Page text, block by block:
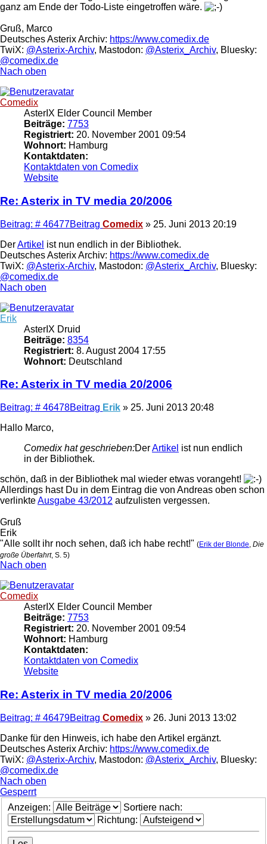
ganz am Ende der Todo-Liste eingetroffen wäre.
Gruß, Marco
Deutsches Asterix Archiv: https://www.comedix.de
TwiX: @Asterix-Archiv, Mastodon: @Asterix_Archiv, Bluesky:
@comedix.de
Nach oben
Comedix
AsterIX Elder Council Member
Beiträge: 7753
Registriert: 20. November 2001 09:54
Wohnort: Hamburg
Kontaktdaten:
Kontaktdaten von Comedix
Website
Re: Asterix in TV media 20/2006
Beitrag: # 46477Beitrag Comedix » 25. Juni 2013 20:19
DerArtikel ist nun endlich in der Bibliothek.
Deutsches Asterix Archiv: https://www.comedix.de
TwiX: @Asterix-Archiv, Mastodon: @Asterix_Archiv, Bluesky:
@comedix.de
Nach oben
Erik
AsterIX Druid
Beiträge: 8354
Registriert: 8. August 2004 17:55
Wohnort: Deutschland
Re: Asterix in TV media 20/2006
Beitrag: # 46478Beitrag Erik » 25. Juni 2013 20:48
Hallo Marco,
Comedix hat geschrieben:DerArtikel ist nun endlich
in der Bibliothek.
schön, daß in der Bibliothek mal wieder etwas vorangeht!
Allerdings hast Du in dem Eintrag die von Andreas oben schon
verlinkteAusgabe 43/2012 aufzulisten vergessen.
Gruß
Erik
"Alle sollt ihr noch sehen, daß ich habe recht!" (Erik der Blonde, Die
große Überfahrt, S. 5)
Nach oben
Comedix
AsterIX Elder Council Member
Beiträge: 7753
Registriert: 20. November 2001 09:54
Wohnort: Hamburg
Kontaktdaten:
Kontaktdaten von Comedix
Website
Re: Asterix in TV media 20/2006
Beitrag: # 46479Beitrag Comedix » 26. Juni 2013 13:02
Danke für den Hinweis, ich habe den Artikel ergänzt.
Deutsches Asterix Archiv: https://www.comedix.de
TwiX: @Asterix-Archiv, Mastodon: @Asterix_Archiv, Bluesky:
@comedix.de
Nach oben
Gesperrt
Anzeigen:
Sortiere nach:
Richtung: